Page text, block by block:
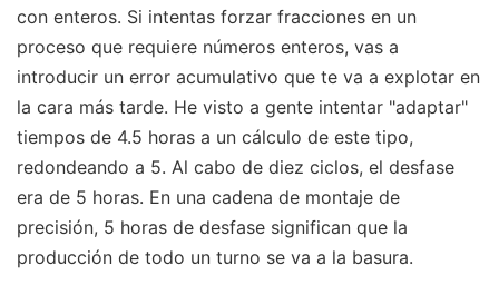
con enteros. Si intentas forzar fracciones en un
proceso que requiere números enteros, vas a
introducir un error acumulativo que te va a explotar en
la cara más tarde. He visto a gente intentar "adaptar"
tiempos de 4.5 horas a un cálculo de este tipo,
redondeando a 5. Al cabo de diez ciclos, el desfase
era de 5 horas. En una cadena de montaje de
precisión, 5 horas de desfase significan que la
producción de todo un turno se va a la basura.